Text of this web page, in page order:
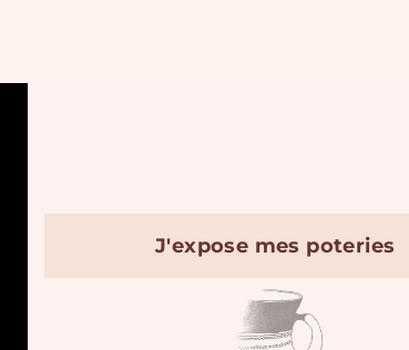
J'expose mes poteries